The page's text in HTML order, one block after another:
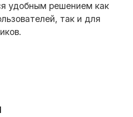
удобным решением как
так и для